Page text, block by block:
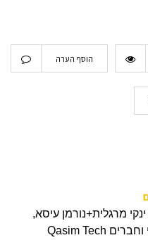
הוסף הערה
מרגלית+נורמן עיסא,
עמותת צופן, מובייל מאנדיי וחברים Qasim Tech